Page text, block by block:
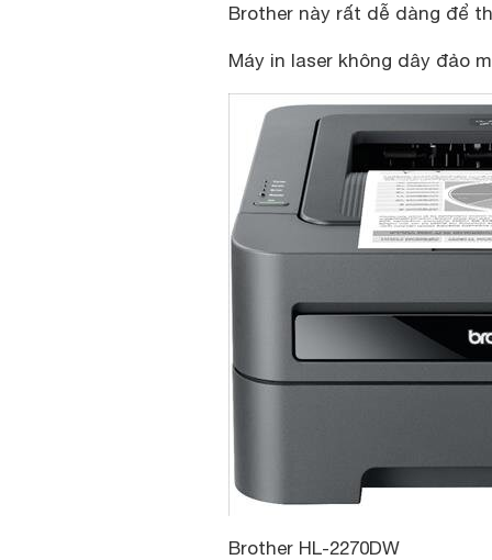
Brother này rất dễ dàng để
Máy in laser không dây đảo
Brother HL-2270DW